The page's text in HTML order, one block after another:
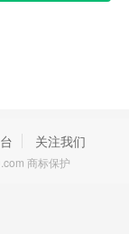
关注我们
商标保护